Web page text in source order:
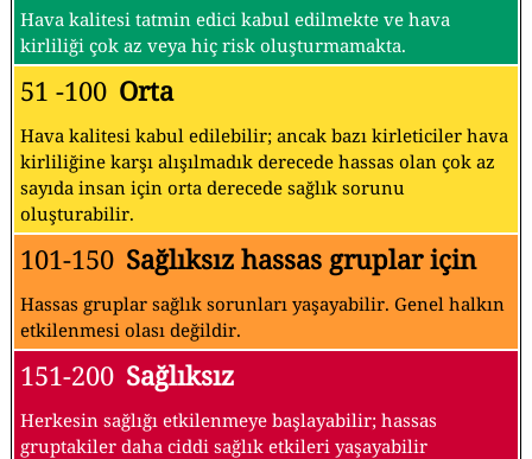
Hava kalitesi tatmin edici kabul edilmekte ve hava
kirliliği çok az veya hiç risk oluşturmamakta.
51 -100 Orta
Hava kalitesi kabul edilebilir; ancak bazı kirleticiler hava
kirliliğine karşı alışılmadık derecede hassas olan çok az
sayıda insan için orta derecede sağlık sorunu
oluşturabilir.
101-150 Sağlıksız hassas gruplar için
Hassas gruplar sağlık sorunları yaşayabilir. Genel halkın
etkilenmesi olası değildir.
151-200 Sağlıksız
Herkesin sağlığı etkilenmeye başlayabilir; hassas
gruptakiler daha ciddi sağlık etkileri yaşayabilir